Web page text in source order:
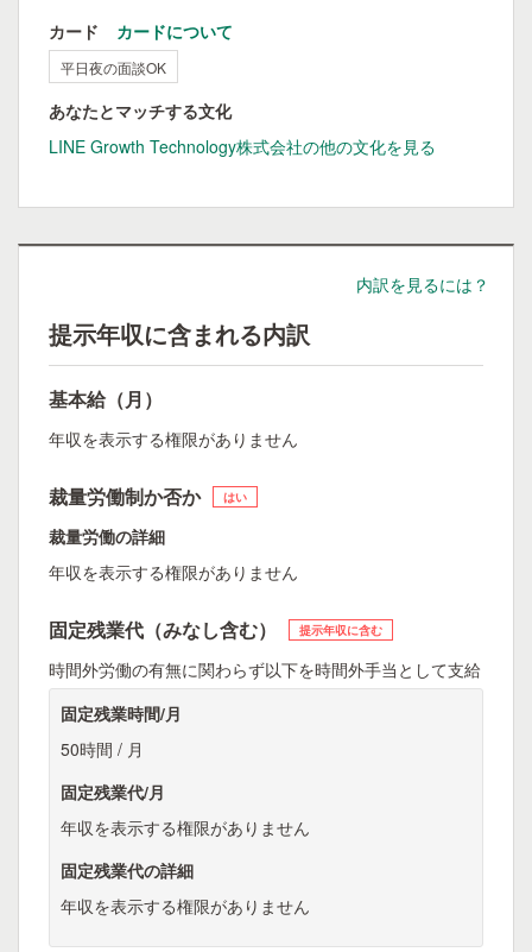
カード カードについて
平日夜の面談OK
あなたとマッチする文化
LINE Growth Technology株式会社の他の文化を見る
内訳を見るには？
提示年収に含まれる内訳
基本給（月）
年収を表示する権限がありません
裁量労働制か否か はい
裁量労働の詳細
年収を表示する権限がありません
固定残業代（みなし含む） 提示年収に含む
時間外労働の有無に関わらず以下を時間外手当として支給
固定残業時間/月
50時間 / 月
固定残業代/月
年収を表示する権限がありません
固定残業代の詳細
年収を表示する権限がありません